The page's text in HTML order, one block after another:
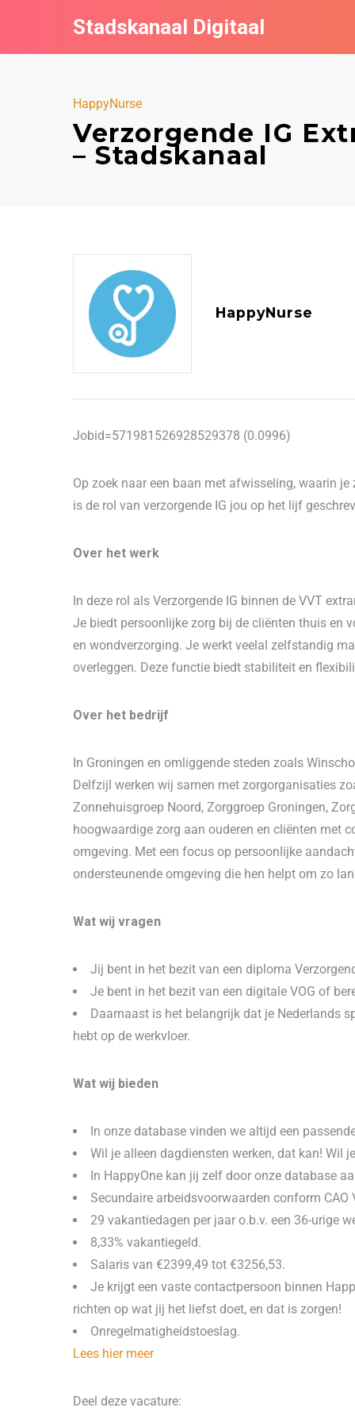
Stadskanaal Digitaal
HappyNurse
Verzorgende IG
– Stadskanaal
HappyNurse
Jobid=571981526928529378 (0.0996)
Op zoek naar een baan met afwisseling, waarin
is de rol van verzorgende IG jou op het lijf
Over het werk
In deze rol als Verzorgende IG binnen de VVT
Je biedt persoonlijke zorg bij de cliënten thuis en
en wondverzorging. Je werkt veelal zelfstandig
overleggen. Deze functie biedt stabiliteit en
Over het bedrijf
In Groningen en omliggende steden zoals
Delfzijl werken wij samen met zorgorganisaties
Zonnehuisgroep Noord, Zorggroep Groningen,
hoogwaardige zorg aan ouderen en cliënten met
omgeving. Met een focus op persoonlijke
ondersteunende omgeving die hen helpt om zo
Wat wij vragen
Jij bent in het bezit van een diploma
Je bent in het bezit van een digitale VOG of
Daarnaast is het belangrijk dat je Nederlands
hebt op de werkvloer.
Wat wij bieden
In onze database vinden we altijd een
Wil je alleen dagdiensten werken, dat kan! Wil
In HappyOne kan jij zelf door onze database
Secundaire arbeidsvoorwaarden conform CAO
29 vakantiedagen per jaar o.b.v. een 36-urige
8,33% vakantiegeld.
Salaris van €2399,49 tot €3256,53.
Je krijgt een vaste contactpersoon binnen
richten op wat jij het liefst doet, en dat is zorgen!
Onregelmatigheidstoeslag.
Lees hier meer
Deel deze vacature: